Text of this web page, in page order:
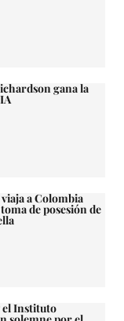
gana la
a Colombia
de posesión de
el Instituto